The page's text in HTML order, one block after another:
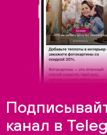
канал в